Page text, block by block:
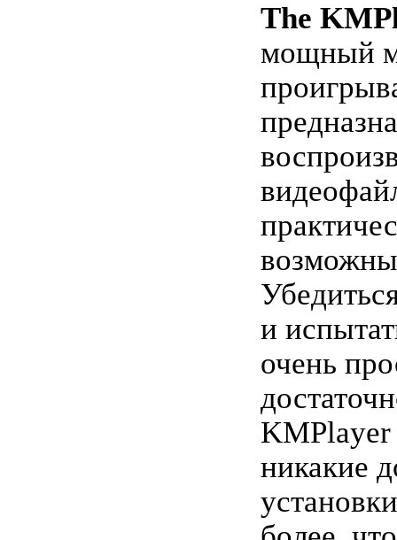
The
мощный
и
очень
KMPlayer
никакие